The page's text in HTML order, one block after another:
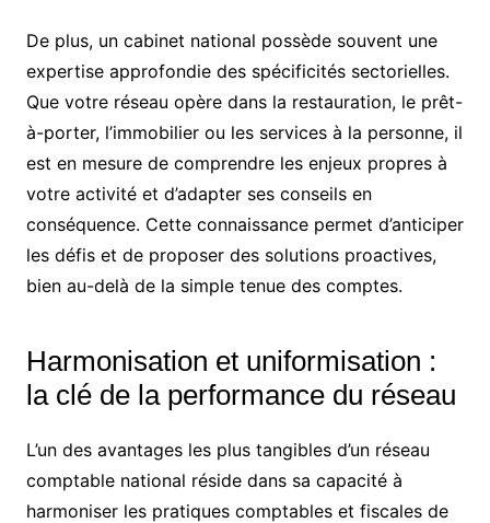
De plus, un cabinet national possède souvent une
expertise approfondie des spécificités sectorielles.
Que votre réseau opère dans la restauration, le prêt-
à-porter, l’immobilier ou les services à la personne, il
est en mesure de comprendre les enjeux propres à
votre activité et d’adapter ses conseils en
conséquence. Cette connaissance permet d’anticiper
les défis et de proposer des solutions proactives,
bien au-delà de la simple tenue des comptes.
Harmonisation et uniformisation :
la clé de la performance du réseau
L’un des avantages les plus tangibles d’un réseau
comptable national réside dans sa capacité à
harmoniser les pratiques comptables et fiscales de